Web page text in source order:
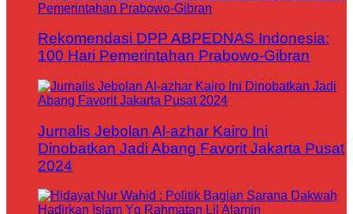
Rekomendasi DPP ABPEDNAS Indonesia:
100 Hari Pemerintahan Prabowo-Gibran
Jurnalis Jebolan Al-azhar Kairo Ini
Dinobatkan Jadi Abang Favorit Jakarta Pusat
2024